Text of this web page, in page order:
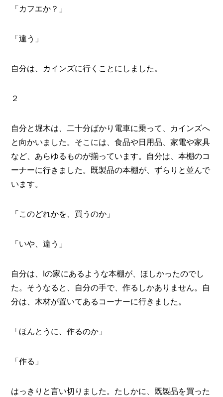
「カフエか？」
「違う」
自分は、カインズに行くことにしました。
２
自分と堀木は、二十分ばかり電車に乗って、カインズへ
と向かいました。そこには、食品や日用品、家電や家具
など、あらゆるものが揃っています。自分は、本棚のコ
ーナーに行きました。既製品の本棚が、ずらりと並んで
います。
「このどれかを、買うのか」
「いや、違う」
自分は、Iの家にあるような本棚が、ほしかったのでし
た。そうなると、自分の手で、作るしかありません。自
分は、木材が置いてあるコーナーに行きました。
「ほんとうに、作るのか」
「作る」
はっきりと言い切りました。たしかに、既製品を買った